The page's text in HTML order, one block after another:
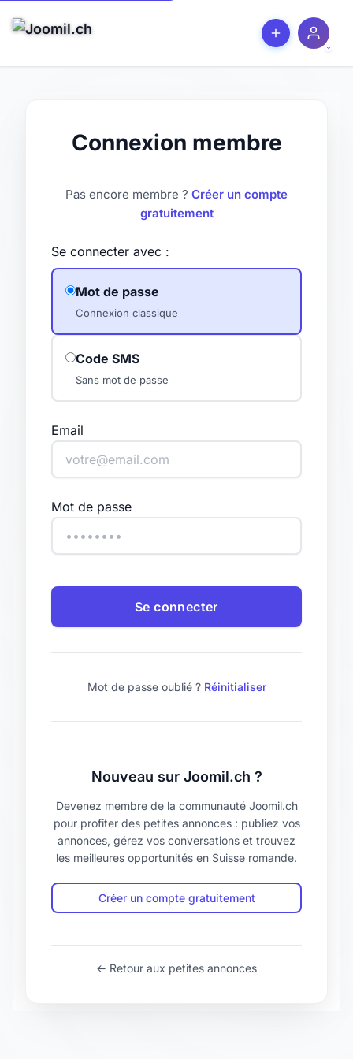
Connexion membre
Pas encore membre ? Créer un compte
gratuitement
Se connecter avec :
Mot de passe
Connexion classique
Code SMS
Sans mot de passe
Email
Mot de passe
Se connecter
Mot de passe oublié ? Réinitialiser
Nouveau sur Joomil.ch ?
Devenez membre de la communauté Joomil.ch
pour profiter des petites annonces : publiez vos
annonces, gérez vos conversations et trouvez
les meilleures opportunités en Suisse romande.
Créer un compte gratuitement
← Retour aux petites annonces